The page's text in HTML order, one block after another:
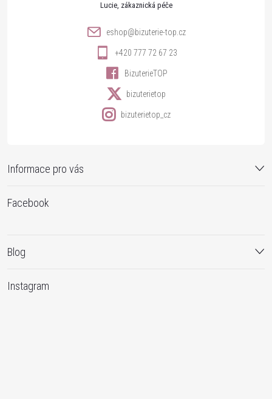
Informace pro vás
Lucie
eshop@bizuterie-top.cz
+420 777 72 67 23
BizuterieTOP
bizuterietop
bizuterietop_cz
Facebook
Blog
Instagram